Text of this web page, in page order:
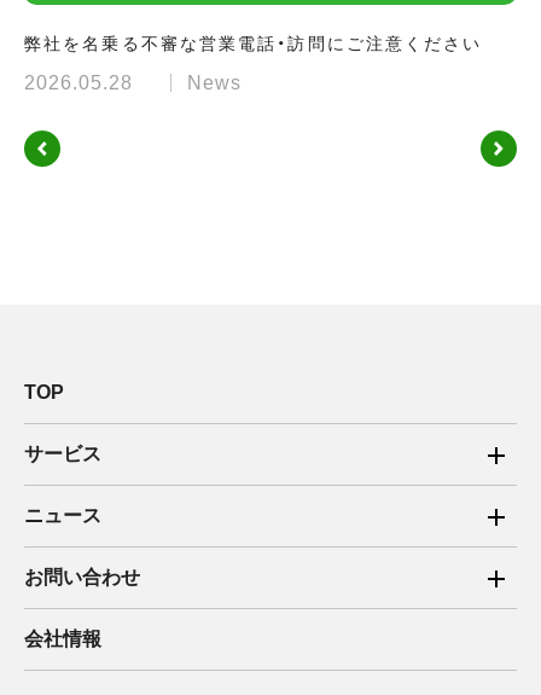
弊社を名乗る不審な営業電話・訪問にご注意ください
2026.05.28 News
TOP
サービス
ご家庭向け電力サービス
法人向け脱炭素サービス
住宅用太陽光売電 卒FIT
ニュース
2025年
2024年
お問い合わせ
ご家庭向け電力サービス・卒FIT電気の売電
法人向け脱炭素サービス・新電力向けサービス
会社情報